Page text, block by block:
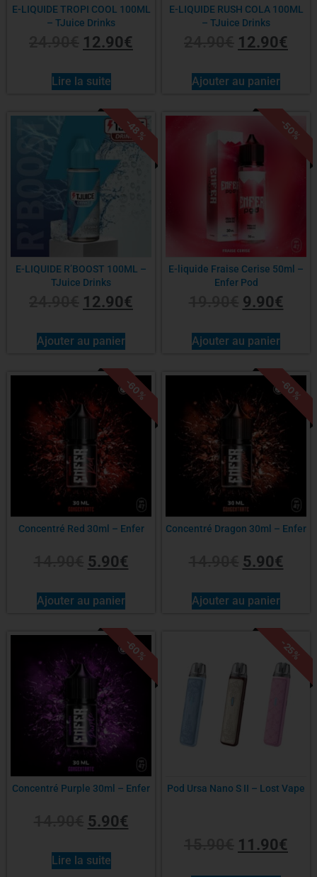
E-LIQUIDE TROPI COOL 100ML
– TJuice Drinks
12.90€
Lire la suite
E-LIQUIDE RUSH COLA 100ML
– TJuice Drinks
12.90€
Ajouter au panier
-48%
E-LIQUIDE R’BOOST 100ML –
TJuice Drinks
12.90€
Ajouter au panier
-50%
E-liquide Fraise Cerise 50ml –
Enfer Pod
9.90€
Ajouter au panier
-60%
Concentré Red 30ml – Enfer
5.90€
Ajouter au panier
-60%
Concentré Dragon 30ml – Enfer
5.90€
Ajouter au panier
-60%
Concentré Purple 30ml – Enfer
5.90€
Lire la suite
-25%
Pod Ursa Nano S II – Lost Vape
11.90€